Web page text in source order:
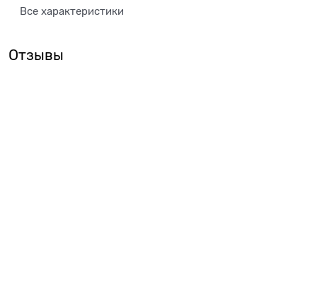
Все характеристики
Отзывы